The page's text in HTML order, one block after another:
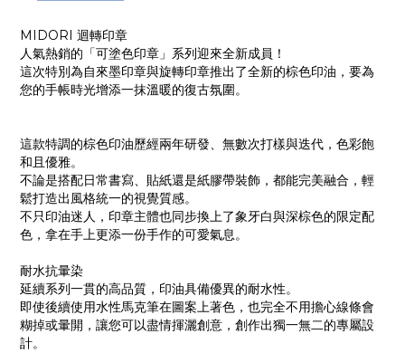
MIDORI 迴轉印章
人氣熱銷的「可塗色印章」 系列迎來全新成員！
這次特別為自來墨印章與旋轉印章推出了全新的棕色印油，要為
您的手帳時光增添一抹溫暖的復古氛圍。
這款特調的棕色印油歷經兩年研發、無數次打樣與迭代，色彩飽
和且優雅。
不論是搭配日常書寫、貼紙還是紙膠帶裝飾，都能完美融合，輕
鬆打造出風格統一的視覺質感。
不只印油迷人，印章主體也同步換上了象牙白與深棕色的限定配
色，拿在手上更添一份手作的可愛氣息。
耐水抗暈染
延續系列一貫的高品質，印油具備優異的耐水性。
即使後續使用水性馬克筆在圖案上著色，也完全不用擔心線條會
糊掉或暈開，讓您可以盡情揮灑創意，創作出獨一無二的專屬設
計。